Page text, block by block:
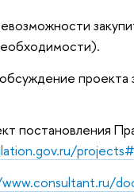
проекта
постановления